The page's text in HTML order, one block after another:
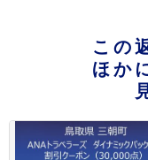
この
ほか